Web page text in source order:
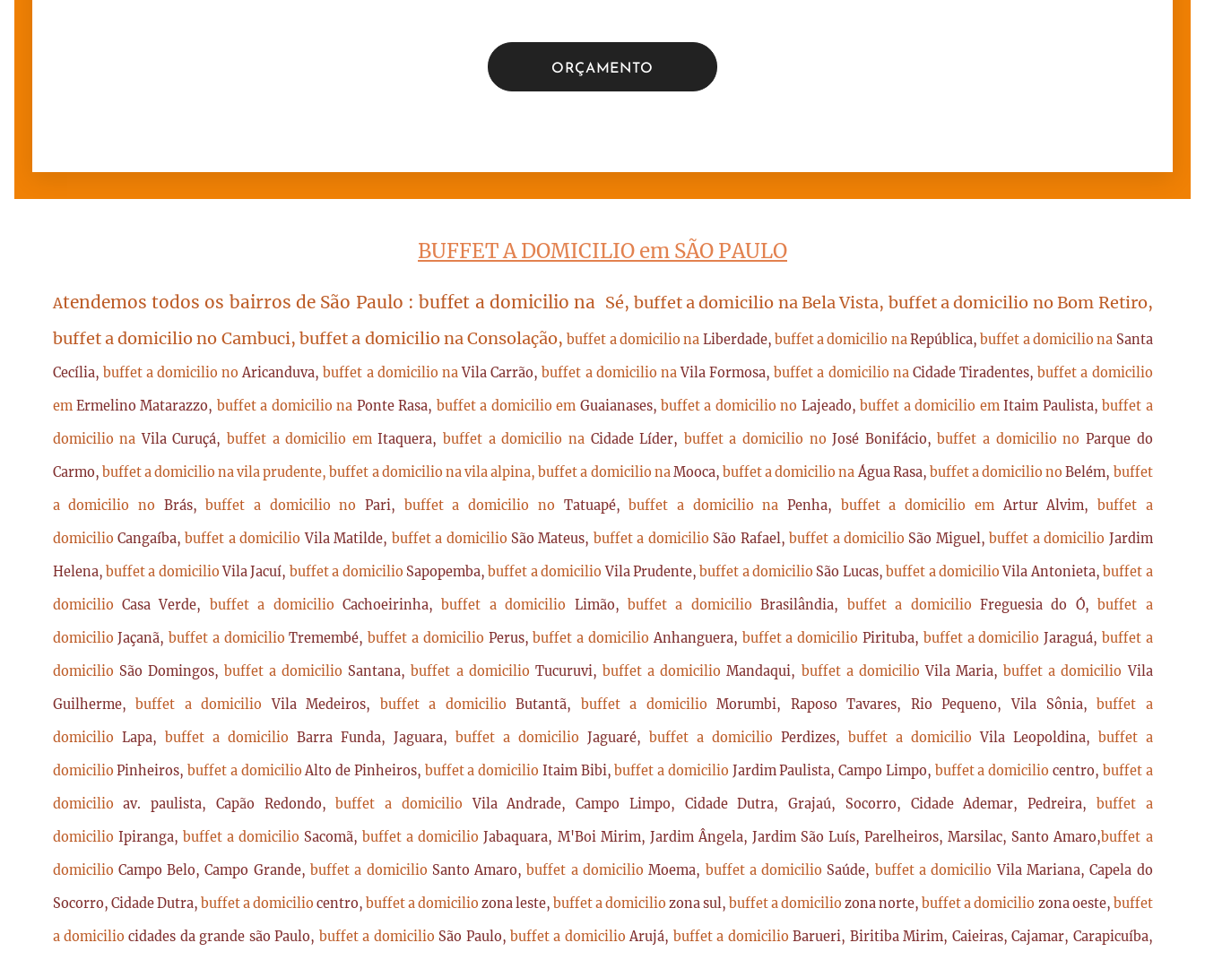
ORÇAMENTO
BUFFET A DOMICILIO em SÃO PAULO
Atendemos todos os bairros de São Paulo : buffet a domicilio na Sé, buffet a domicilio na Bela Vista, buffet a domicilio no Bom Retiro,
buffet a domicilio no Cambuci, buffet a domicilio na Consolação,buffet a domicilio na Liberdade, buffet a domicilio naRepública,buffet a domicilio na Santa
Cecília, buffet a domicilio noAricanduva,buffet a domicilio naVila Carrão,buffet a domicilio naVila Formosa,buffet a domicilio na Cidade Tiradentes,buffet a domicilio
em Ermelino Matarazzo, buffet a domicilio na Ponte Rasa, buffet a domicilio em Guaianases,buffet a domicilio no Lajeado,buffet a domicilio emItaim Paulista,buffet a
domicilio naVila Curuçá, buffet a domicilio emItaquera,buffet a domicilio na Cidade Líder, buffet a domicilio noJosé Bonifácio,buffet a domicilio no Parque do
Carmo, buffet a domicilio na vila prudente,buffet a domicilio na vila alpina, buffet a domicilio naMooca,buffet a domicilio naÁgua Rasa, buffet a domicilio noBelém, buffet
a domicilio no Brás,buffet a domicilio noPari, buffet a domicilio no Tatuapé,buffet a domicilio naPenha, buffet a domicilio emArtur Alvim, buffet a
domicilio Cangaíba,buffet a domicilioVila Matilde, buffet a domicilio São Mateus, buffet a domicilio São Rafael,buffet a domicilio São Miguel,buffet a domicilio Jardim
Helena, buffet a domicilioVila Jacuí, buffet a domicilio Sapopemba,buffet a domicilioVila Prudente,buffet a domicilio São Lucas,buffet a domicilioVila Antonieta,buffet a
domicilio Casa Verde, buffet a domicilio Cachoeirinha,buffet a domicilio Limão,buffet a domicilioBrasilândia, buffet a domicilio Freguesia do Ó,buffet a
domicilioJaçanã,buffet a domicilioTremembé,buffet a domicilio Perus,buffet a domicilioAnhanguera, buffet a domicilio Pirituba, buffet a domicilioJaraguá, buffet a
domicilio São Domingos, buffet a domicilio Santana,buffet a domicilio Tucuruvi, buffet a domicilioMandaqui, buffet a domicilioVila Maria,buffet a domicilioVila
Guilherme,buffet a domicilioVila Medeiros, buffet a domicilioButantã, buffet a domicilioMorumbi, Raposo Tavares, Rio Pequeno, Vila Sônia,buffet a
domicilio Lapa, buffet a domicilio Barra Funda, Jaguara, buffet a domicilio Jaguaré, buffet a domicilio Perdizes, buffet a domicilioVila Leopoldina, buffet a
domicilioPinheiros,buffet a domicilioAlto de Pinheiros, buffet a domicilio Itaim Bibi,buffet a domicilio Jardim Paulista, Campo Limpo, buffet a domiciliocentro, buffet a
domicilioav. paulista, Capão Redondo,buffet a domicilioVila Andrade, Campo Limpo, Cidade Dutra, Grajaú, Socorro, Cidade Ademar, Pedreira, buffet a
domicilio Ipiranga, buffet a domicilio Sacomã,buffet a domicilioJabaquara, M'Boi Mirim, Jardim Ângela, Jardim São Luís, Parelheiros, Marsilac, Santo Amaro,buffet a
domicilio Campo Belo, Campo Grande, buffet a domicilio Santo Amaro,buffet a domicilioMoema, buffet a domicilio Saúde, buffet a domicilioVila Mariana, Capela do
Socorro, Cidade Dutra, buffet a domicilio centro, buffet a domicilio zona leste, buffet a domiciliozona sul,buffet a domiciliozona norte,buffet a domicilio zona oeste, buffet
a domiciliocidades da grande são Paulo, buffet a domicilio São Paulo,buffet a domicilioArujá, buffet a domicilioBarueri, Biritiba Mirim, Caieiras, Cajamar, Carapicuíba,